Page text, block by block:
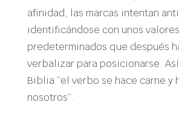
afinidad, las marcas intentan
identificándose con unos valores
predeterminados que después
verbalizar para posicionarse.
Biblia “el verbo se hace carne y
nosotros”.